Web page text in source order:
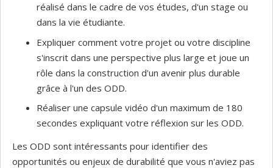
réalisé dans le cadre de vos études, d'un stage ou
dans la vie étudiante.
Expliquer comment votre projet ou votre discipline
s'inscrit dans une perspective plus large et joue un
rôle dans la construction d'un avenir plus durable
grâce à l'un des ODD.
Réaliser une capsule vidéo d'un maximum de 180
secondes expliquant votre réflexion sur les ODD.
Les ODD sont intéressants pour identifier des
opportunités ou enjeux de durabilité que vous n'aviez pas